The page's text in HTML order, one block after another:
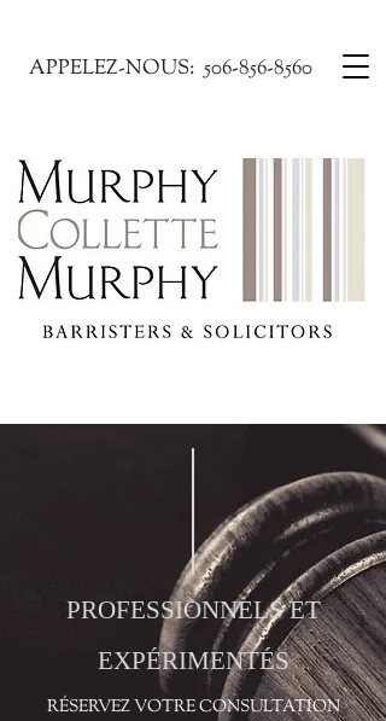
APPELEZ-NOUS:506-856-8560
PROFESSIONNELS ET
EXPÉRIMENTÉS
RÉSERVEZ VOTRE CONSULTATION